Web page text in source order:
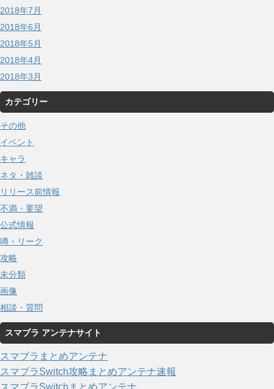
2018年7月
2018年6月
2018年5月
2018年4月
2018年3月
カテゴリー
その他
イベント
キャラ
ネタ・雑談
リリース前情報
不満・要望
公式情報
噂・リーク
攻略
未分類
画像
相談・質問
スマブラ アンテナサイト
スマブラまとめアンテナ
スマブラSwitch攻略まとめアンテナ速報